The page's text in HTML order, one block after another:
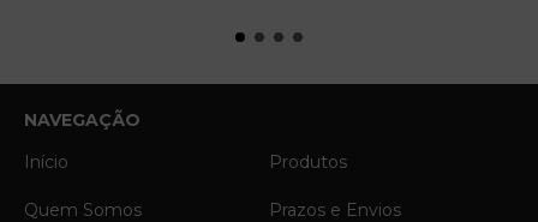
NAVEGAÇÃO
Início
Produtos
Quem Somos Prazos e Envios